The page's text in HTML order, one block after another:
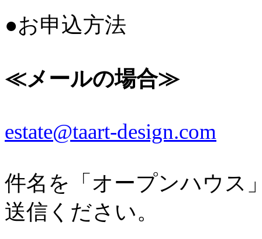
●お申込方法
≪メールの場合≫
estate@taart-design.com
件名を「オープンハウス
送信ください。